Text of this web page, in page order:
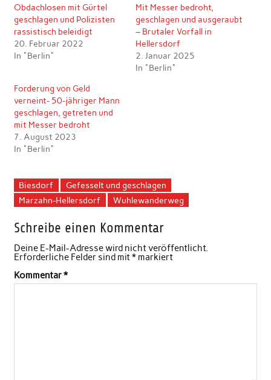
Obdachlosen mit Gürtel
geschlagen und Polizisten
rassistisch beleidigt
20. Februar 2022
In "Berlin"
Mit Messer bedroht,
geschlagen und ausgeraubt
– Brutaler Vorfall in
Hellersdorf
2. Januar 2025
In "Berlin"
Forderung von Geld
verneint- 50-jähriger Mann
geschlagen, getreten und
mit Messer bedroht
7. August 2023
In "Berlin"
Biesdorf
Gefesselt und geschlagen
Marzahn-Hellersdorf
Wuhlewanderweg
Schreibe einen Kommentar
Deine E-Mail-Adresse wird nicht veröffentlicht.
Erforderliche Felder sind mit*markiert
Kommentar*